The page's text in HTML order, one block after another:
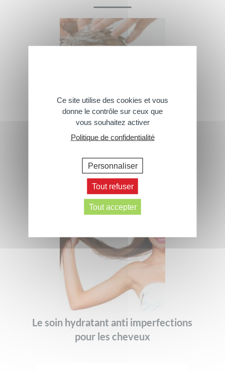
pas les yeux
Le soin hydratant anti imperfections
pour les cheveux
Ce site utilise des cookies et vous
donne le contrôle sur ceux que
vous souhaitez activer
Politique de confidentialité
Personnaliser
Tout refuser
Tout accepter